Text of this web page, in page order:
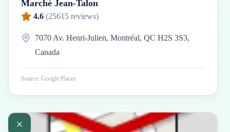
Marché Jean-Talon
4.6 (25615 reviews)
7070 Av. Henri-Julien, Montréal, QC H2S 3S3,
Canada
Source: Google Places